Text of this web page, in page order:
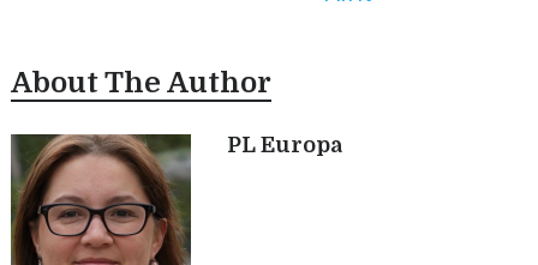
About The Author
PL Europa